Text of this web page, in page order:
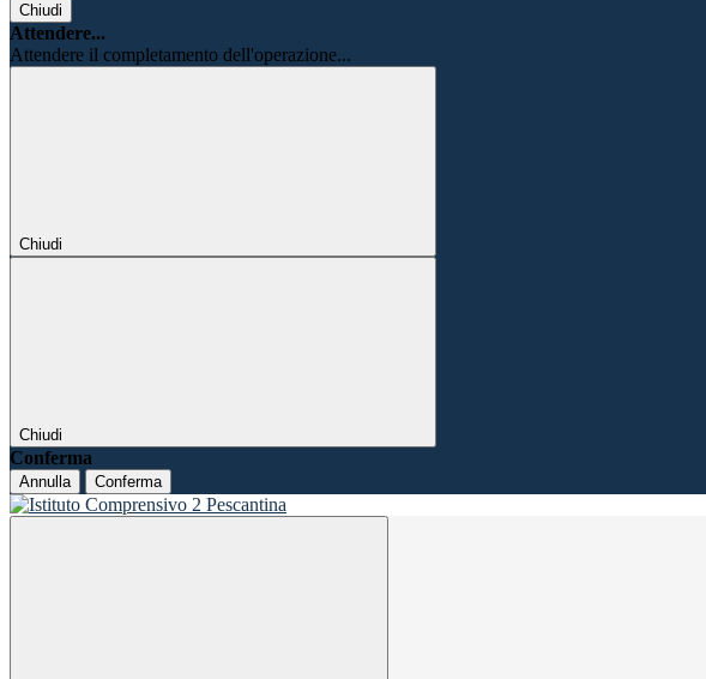
Chiudi
Attendere...
Attendere il completamento dell'operazione...
Chiudi
Chiudi
Conferma
Annulla Conferma